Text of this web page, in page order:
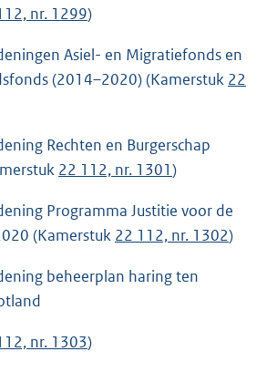
nr. 1299)
Asiel- en Migratiefonds en
(2014–2020) (Kamerstuk 22
Rechten en Burgerschap
22 112, nr. 1301)
Programma Justitie voor de
(Kamerstuk 22 112, nr. 1302)
beheerplan haring ten
nr. 1303)